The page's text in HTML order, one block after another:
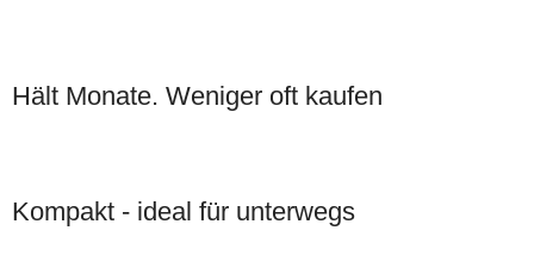
Hält Monate. Weniger oft kaufen
Kompakt - ideal für unterwegs